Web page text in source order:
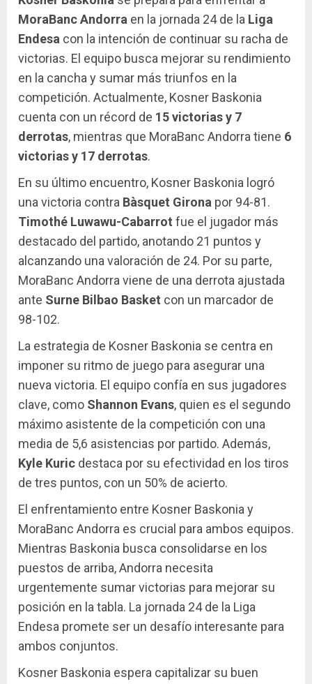
MoraBanc Andorra en la jornada 24 de la Liga
Endesa con la intención de continuar su racha de
victorias. El equipo busca mejorar su rendimiento
en la cancha y sumar más triunfos en la
competición. Actualmente, Kosner Baskonia
cuenta con un récord de 15 victorias y 7
derrotas, mientras que MoraBanc Andorra tiene 6
victorias y 17 derrotas.
En su último encuentro, Kosner Baskonia logró
una victoria contra Bàsquet Girona por 94-81.
Timothé Luwawu-Cabarrot fue el jugador más
destacado del partido, anotando 21 puntos y
alcanzando una valoración de 24. Por su parte,
MoraBanc Andorra viene de una derrota ajustada
ante Surne Bilbao Basket con un marcador de
98-102.
La estrategia de Kosner Baskonia se centra en
imponer su ritmo de juego para asegurar una
nueva victoria. El equipo confía en sus jugadores
clave, como Shannon Evans, quien es el segundo
máximo asistente de la competición con una
media de 5,6 asistencias por partido. Además,
Kyle Kuric destaca por su efectividad en los tiros
de tres puntos, con un 50% de acierto.
El enfrentamiento entre Kosner Baskonia y
MoraBanc Andorra es crucial para ambos equipos.
Mientras Baskonia busca consolidarse en los
puestos de arriba, Andorra necesita
urgentemente sumar victorias para mejorar su
posición en la tabla. La jornada 24 de la Liga
Endesa promete ser un desafío interesante para
ambos conjuntos.
Kosner Baskonia espera capitalizar su buen